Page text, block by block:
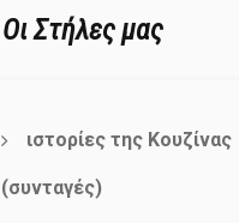
Οι Στήλες μας
ιστορίες της Κουζίνας
(συνταγές)